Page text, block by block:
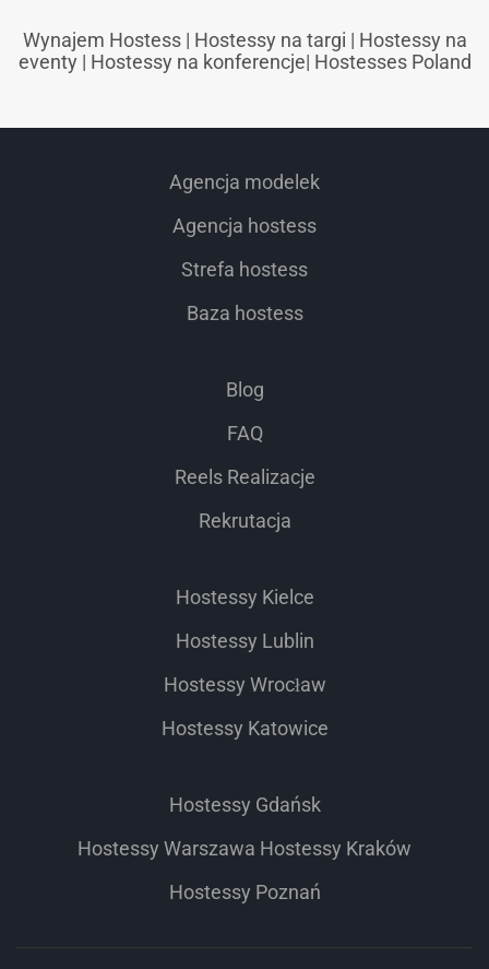
Wynajem Hostess| Hostessy na targi | Hostessy na
eventy | Hostessy na konferencje| Hostesses Poland
Agencja modelek
Agencja hostess
Strefa hostess
Baza hostess
Blog
FAQ
Reels Realizacje
Rekrutacja
Hostessy Kielce
Hostessy Lublin
Hostessy Wrocław
Hostessy Katowice
Hostessy Gdańsk
Hostessy Warszawa Hostessy Kraków
Hostessy Poznań